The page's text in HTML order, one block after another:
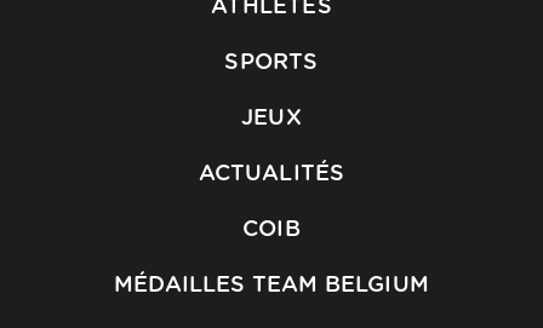
ATHLETES
SPORTS
JEUX
ACTUALITÉS
COIB
MÉDAILLES TEAM BELGIUM